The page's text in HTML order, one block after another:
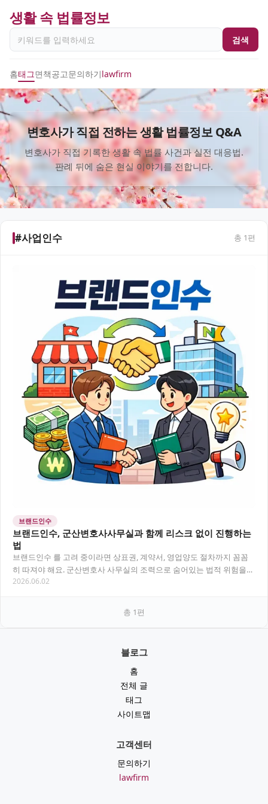
생활 속 법률정보
검색
홈태그면책공고문의하기lawfirm
변호사가 직접 전하는 생활 법률정보 Q&A
변호사가 직접 기록한 생활 속 법률 사건과 실전 대응법.
판례 뒤에 숨은 현실 이야기를 전합니다.
#사업인수 총 1편
브랜드인수
브랜드인수, 군산변호사사무실과 함께 리스크 없이 진행하는
법
브랜드인수 를 고려 중이라면 상표권, 계약서, 영업양도 절차까지 꼼꼼
히 따져야 해요. 군산변호사 사무실의 조력으로 숨어있는 법적 위험을
미리 제거하는 방법을 안내합니다. 목차 브랜…
2026.06.02
총 1편
블로그
홈
전체 글
태그
사이트맵
고객센터
문의하기
lawfirm